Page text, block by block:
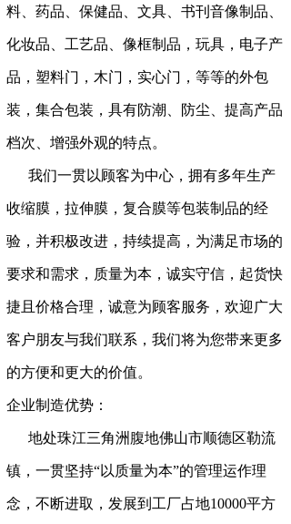
料、药品、保健品、文具、书刊音像制品、
化妆品、工艺品、像框制品，玩具，电子产
品，塑料门，木门，实心门，等等的外包
装，集合包装，具有防潮、防尘、提高产品
档次、增强外观的特点。
我们一贯以顾客为中心，拥有多年生产
收缩膜，拉伸膜，复合膜等包装制品的经
验，并积极改进，持续提高，为满足市场的
要求和需求，质量为本，诚实守信，起货快
捷且价格合理，诚意为顾客服务，欢迎广大
客户朋友与我们联系，我们将为您带来更多
的方便和更大的价值。
企业制造优势：
地处珠江三角洲腹地佛山市顺德区勒流
镇，一贯坚持“以质量为本”的管理运作理
念，不断进取，发展到工厂占地10000平方